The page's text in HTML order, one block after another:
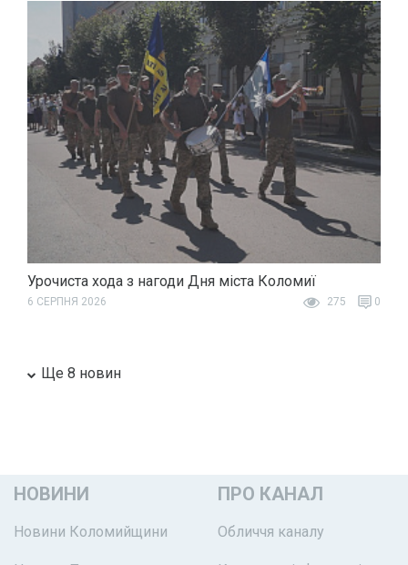
Урочиста хода з нагоди Дня міста Коломиї
6 СЕРПНЯ 2026 275 0
Ще 8 новин
НОВИНИ
Новини Коломийщини
ПРО КАНАЛ
Обличчя каналу